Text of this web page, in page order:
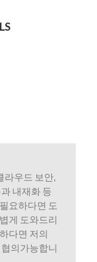
라우드 보안,
내재화 등
요하다면 도
게 도와드리
다면 저의
의가능합니